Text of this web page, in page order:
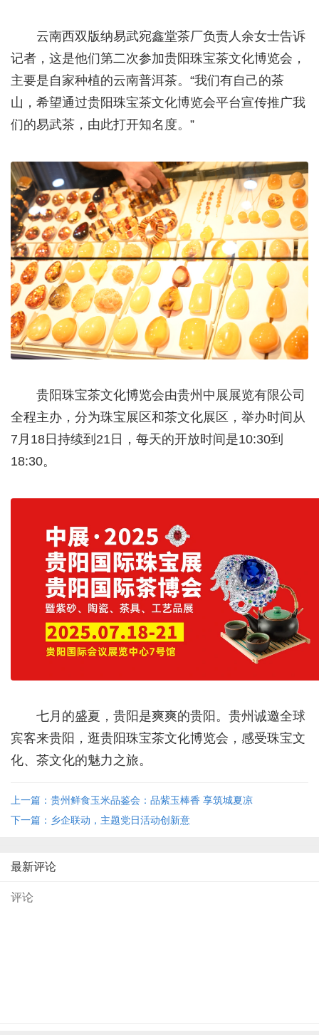
云南西双版纳易武宛鑫堂茶厂负责人余女士告诉
记者，这是他们第二次参加贵阳珠宝茶文化博览会，
主要是自家种植的云南普洱茶。“我们有自己的茶
山，希望通过贵阳珠宝茶文化博览会平台宣传推广我
们的易武茶，由此打开知名度。”
贵阳珠宝茶文化博览会由贵州中展展览有限公司
全程主办，分为珠宝展区和茶文化展区，举办时间从
7月18日持续到21日，每天的开放时间是10:30到
18:30。
七月的盛夏，贵阳是爽爽的贵阳。贵州诚邀全球
宾客来贵阳，逛贵阳珠宝茶文化博览会，感受珠宝文
化、茶文化的魅力之旅。
上一篇：贵州鲜食玉米品鉴会：品紫玉棒香 享筑城夏凉
下一篇：乡企联动，主题党日活动创新意
最新评论